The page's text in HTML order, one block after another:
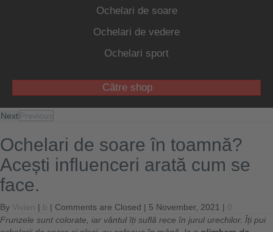
Ochelari de soare
Ochelari de vedere
Ochelari sport
Către shop
NextPrevious
Ochelari de soare în toamnă?
Acești influenceri arată cum se
face.
By Vivien | b | Comments are Closed | 5 November, 2021 | 0
Frunzele sunt colorate, iar vântul îți suflă rece în jurul urechilor. Îți pui